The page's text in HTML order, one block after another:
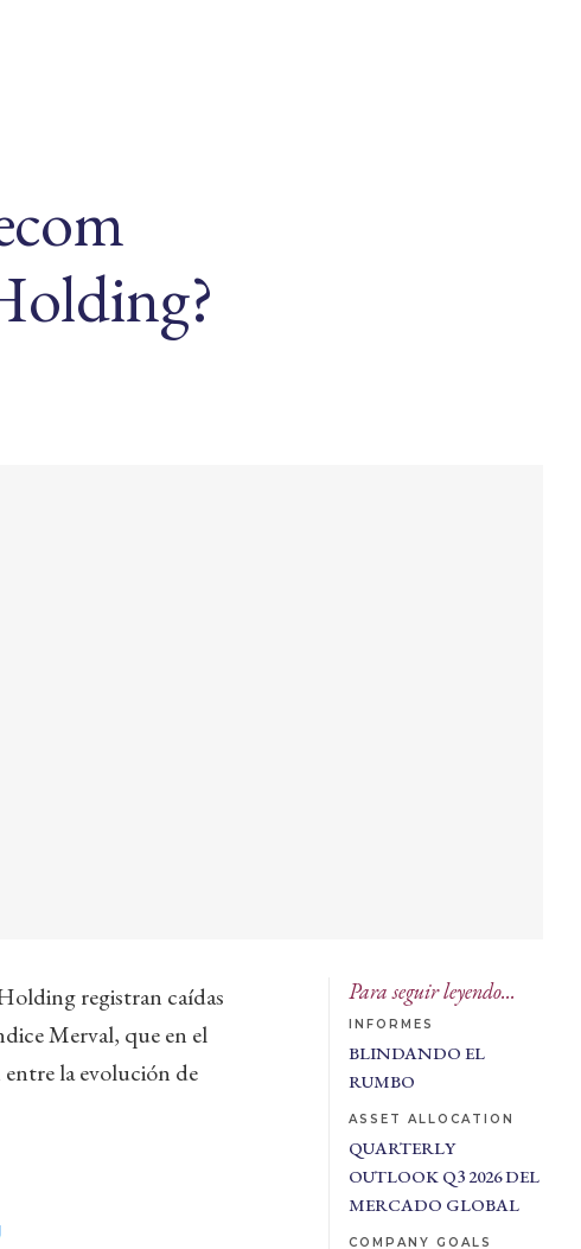
registran caídas
Merval, que en el
entre la evolución de
Para seguir leyendo...
INFORMES
BLINDANDO EL
RUMBO
ASSET ALLOCATION
QUARTERLY
OUTLOOK Q3 2026 DEL
MERCADO GLOBAL
COMPANY GOALS